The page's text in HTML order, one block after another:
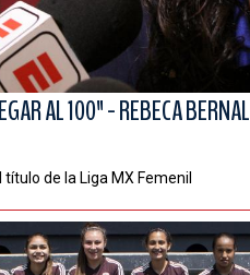
AL 100" - REBECA BERNAL
de la Liga MX Femenil